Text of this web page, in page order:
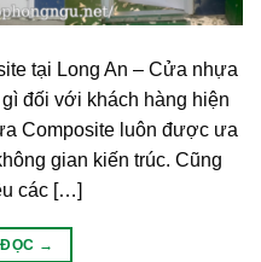
tại Long An – Cửa nhựa
đối với khách hàng hiện
Composite luôn được ưa
gian kiến trúc. Cũng
các […]
→